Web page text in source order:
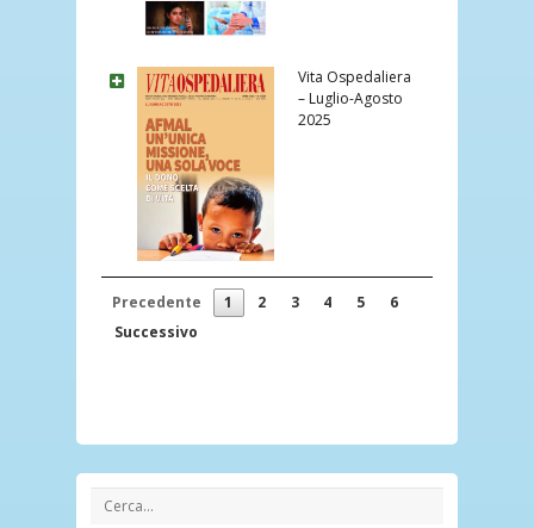
Vita Ospedaliera
– Luglio-Agosto
2025
Precedente 1 2 3 4 5
6
Successivo